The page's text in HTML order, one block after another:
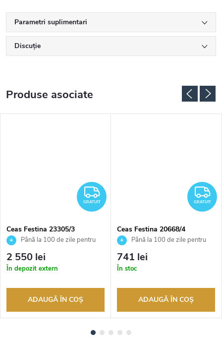
Parametri suplimentari
Discuţie
Produse asociate
GRATUIT
GRATUIT
Ceas Festina 23305/3
Până la 100 de zile pentru
returnarea bunurilor. Vânzător
autorizat
2 550 lei
În depozit extern
ADAUGĂ ÎN COŞ
GRATUIT
Ceas Festina 20668/4
Până la 100 de zile pentru
returnarea bunurilor. Vânzător
autorizat
741 lei
În stoc
ADAUGĂ ÎN COŞ